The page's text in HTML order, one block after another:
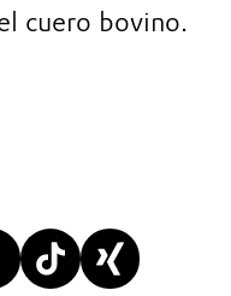
cuero bovino.